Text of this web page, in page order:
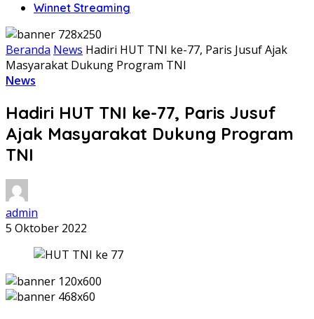
Winnet Streaming
Beranda News Hadiri HUT TNI ke-77, Paris Jusuf Ajak
Masyarakat Dukung Program TNI
News
Hadiri HUT TNI ke-77, Paris Jusuf
Ajak Masyarakat Dukung Program
TNI
admin
5 Oktober 2022